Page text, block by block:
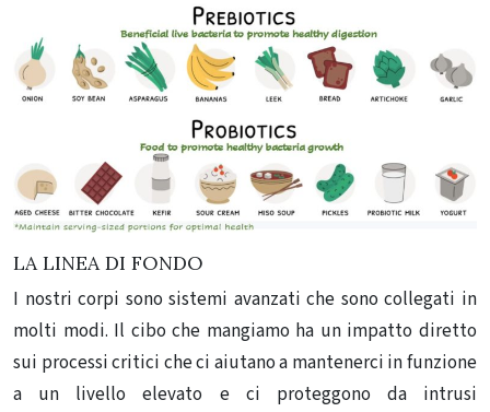
LA LINEA DI FONDO
I nostri corpi sono sistemi avanzati che sono collegati in
molti modi. Il cibo che mangiamo ha un impatto diretto
sui processi critici che ci aiutano a mantenerci in funzione
a un livello elevato e ci proteggono da intrusi